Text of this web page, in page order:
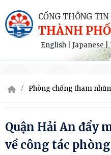
CỔNG THÔNG
THÀNH
English Japanese|
Phòng chống tham
Quận Hải An đẩy
về công tác